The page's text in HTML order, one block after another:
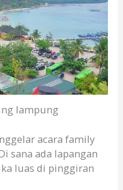
lampung
acara family
sana ada lapangan
luas di pinggiran